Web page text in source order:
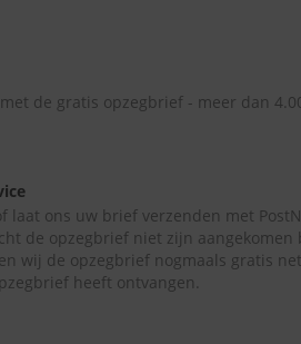
de gratis opzegbrief - meer dan
laat ons uw brief verzenden met
de opzegbrief niet zijn aangekomen
wij de opzegbrief nogmaals gratis
heeft ontvangen.